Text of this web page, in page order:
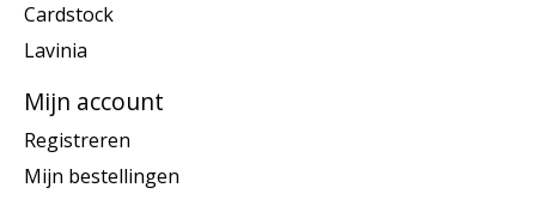
Cardstock
Lavinia
Mijn account
Registreren
Mijn bestellingen